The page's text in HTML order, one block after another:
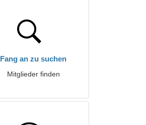
Fang an zu suchen
Mitglieder finden